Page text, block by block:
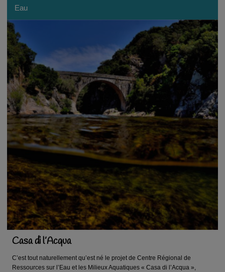
Eau
Casa di l’Acqua
C’est tout naturellement qu’est né le projet de Centre Régional de
Ressources sur l’Eau et les Milieux Aquatiques « Casa di l’Acqua »,